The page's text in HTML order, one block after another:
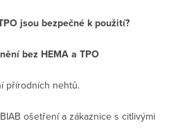
jsou bezpečné k použití?
bez HEMA a TPO
přírodních nehtů.
ošetření a zákaznice s citlivými